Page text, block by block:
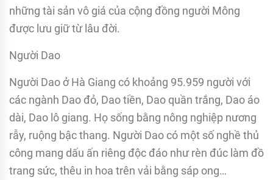
những tài sản vô giá của cộng đồng người Mông
được lưu giữ từ lâu đời.
Người Dao
Người Dao ở Hà Giang có khoảng 95.959 người với
các ngành Dao đỏ, Dao tiền, Dao quần trắng, Dao áo
dài, Dao lô giang. Họ sống bằng nông nghiệp nương
rẫy, ruộng bậc thang. Người Dao có một số nghề thủ
công mang dấu ấn riêng độc đáo như rèn đúc làm đồ
trang sức, thêu in hoa trên vải bằng sáp o­ng…